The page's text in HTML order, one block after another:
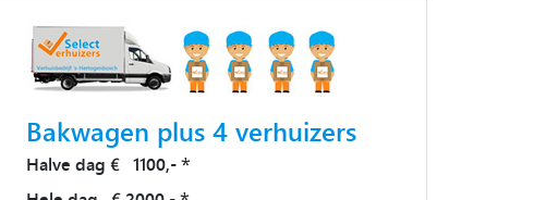
Bakwagen plus 4 verhuizers
Halve dag € 1100,-*